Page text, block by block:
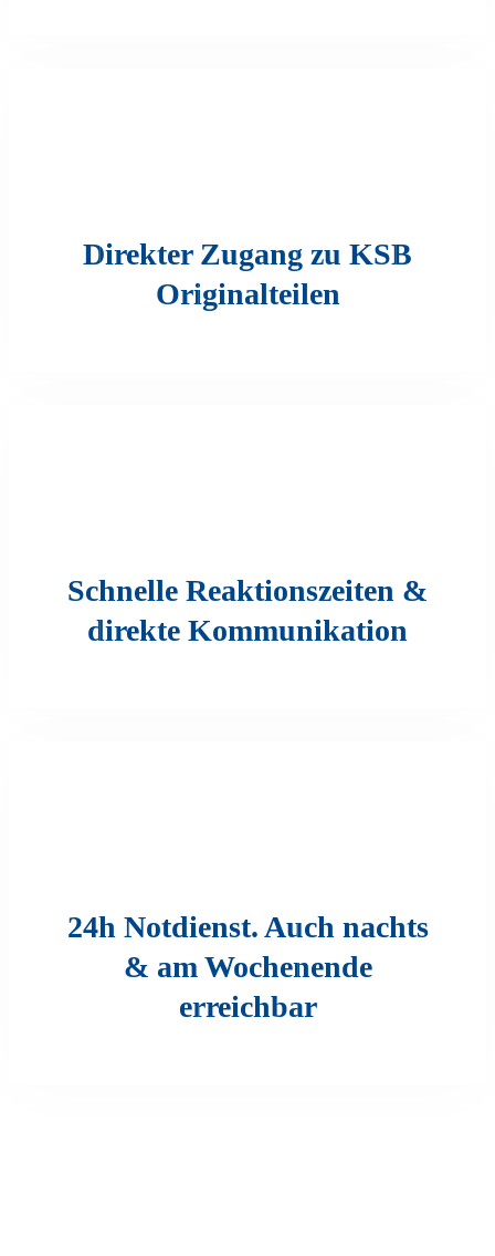
Direkter Zugang zu KSB
Originalteilen
Schnelle Reaktionszeiten &
direkte Kommunikation
24h Notdienst. Auch nachts
& am Wochenende
erreichbar